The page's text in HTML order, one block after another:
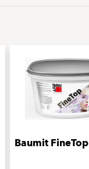
Baumit FineTop